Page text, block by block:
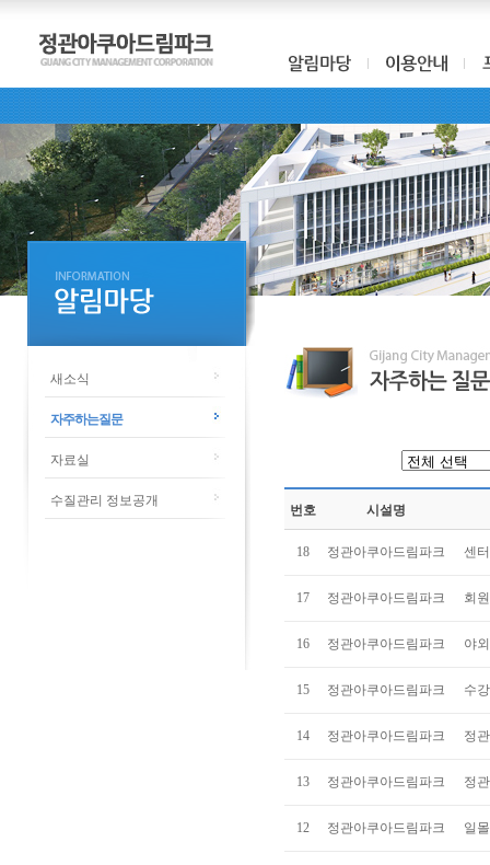
새소식
자주하는질문
자료실
수질관리 정보공개
번호 시설명
18 정관아쿠아드림파크 센
17 정관아쿠아드림파크 회
16 정관아쿠아드림파크 야
15 정관아쿠아드림파크 수
14 정관아쿠아드림파크 정
13 정관아쿠아드림파크 정
12 정관아쿠아드림파크 일